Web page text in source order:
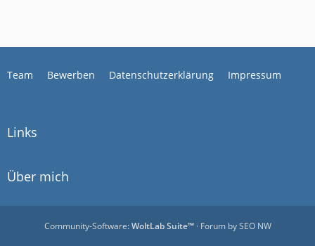
Team Bewerben Datenschutzerklärung Impressum
Links
Über mich
Community-Software:WoltLab Suite™· Forum bySEO NW